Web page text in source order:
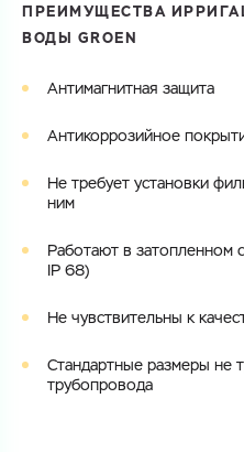
Электронная почта
Комментарий
Номер телефона
Город
ЗАГРУЗИТЬ
ПРЕИМУЩЕСТВА
ВОДЫ GROEN
Антимагнитная защита
Антикоррозийное
Не требует установки
ним
Работают в затопленном
IP 68)
Не чувствительны к
Стандартные размеры не
трубопровода